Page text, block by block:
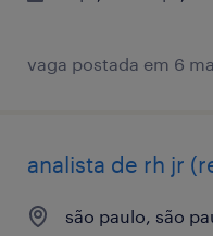
vaga postada em 6
analista de rh jr
são paulo, são